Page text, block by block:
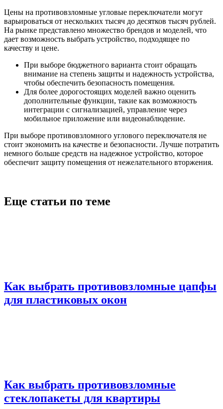
Цены на противовзломные угловые переключатели могут
варьироваться от нескольких тысяч до десятков тысяч рублей.
На рынке представлено множество брендов и моделей, что
дает возможность выбрать устройство, подходящее по
качеству и цене.
При выборе бюджетного варианта стоит обращать
внимание на степень защиты и надежность устройства,
чтобы обеспечить безопасность помещения.
Для более дорогостоящих моделей важно оценить
дополнительные функции, такие как возможность
интеграции с сигнализацией, управление через
мобильное приложение или видеонаблюдение.
При выборе противовзломного углового переключателя не
стоит экономить на качестве и безопасности. Лучше потратить
немного больше средств на надежное устройство, которое
обеспечит защиту помещения от нежелательного вторжения.
Еще статьи по теме
Как выбрать противовзломные цапфы
для пластиковых окон
Как выбрать противовзломные
стеклопакеты для квартиры